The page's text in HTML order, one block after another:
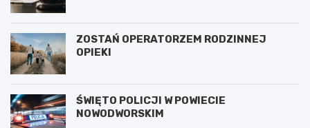
ZOSTAŃ OPERATORZEM RODZINNEJ
OPIEKI
ŚWIĘTO POLICJI W POWIECIE
NOWODWORSKIM